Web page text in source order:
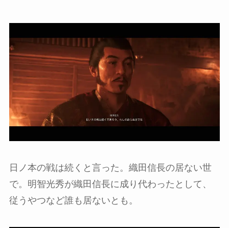
日ノ本の戦は続くと言った。織田信長の居ない世
で。明智光秀が織田信長に成り代わったとして、
従うやつなど誰も居ないとも。